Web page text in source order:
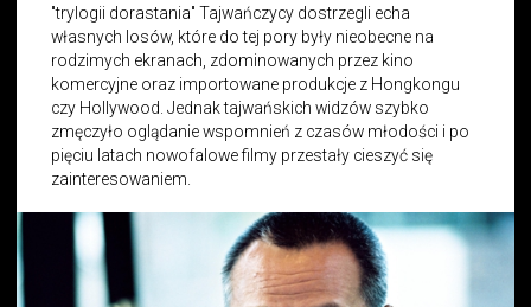
"trylogii dorastania" Tajwańczycy dostrzegli echa
własnych losów, które do tej pory były nieobecne na
rodzimych ekranach, zdominowanych przez kino
komercyjne oraz importowane produkcje z Hongkongu
czy Hollywood. Jednak tajwańskich widzów szybko
zmęczyło oglądanie wspomnień z czasów młodości i po
pięciu latach nowofalowe filmy przestały cieszyć się
zainteresowaniem.